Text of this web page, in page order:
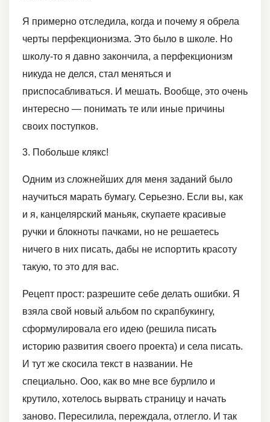
Я примерно отследила, когда и почему я обрела
черты перфекционизма. Это было в школе. Но
школу-то я давно закончила, а перфекционизм
никуда не делся, стал меняться и
приспосабливаться. И мешать. Вообще, это очень
интересно — понимать те или иные причины
своих поступков.
3. Побольше клякс!
Одним из сложнейших для меня заданий было
научиться марать бумагу. Серьезно. Если вы, как
и я, канцелярский маньяк, скупаете красивые
ручки и блокноты пачками, но не решаетесь
ничего в них писать, дабы не испортить красоту
такую, то это для вас.
Рецепт прост: разрешите себе делать ошибки. Я
взяла свой новый альбом по скрапбукингу,
сформулировала его идею (решила писать
историю развития своего проекта) и села писать.
И тут же скосила текст в названии. Не
специально. Ооо, как во мне все бурлило и
крутило, хотелось вырвать страницу и начать
заново. Пересилила, переждала, отлегло. И так